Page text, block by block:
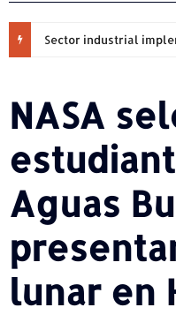
NASA
Aguas
lunar en